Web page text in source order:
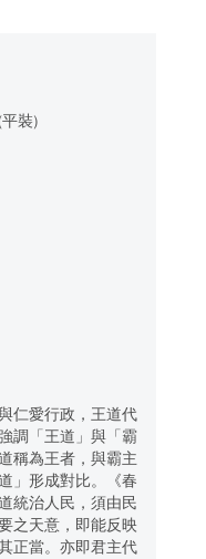
裝)
仁愛行政，王道代
調「王道」與「霸
稱為王者，與霸主
」形成對比。《春
統治人民，須由民
之天意，即能反映
正當。亦即君主代